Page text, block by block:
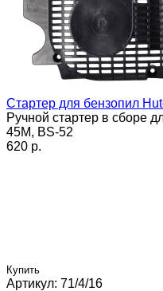
Стартер для бензопил
Ручной стартер в сборе
45М, BS-52
620 p.
Купить
Артикул: 71/4/16